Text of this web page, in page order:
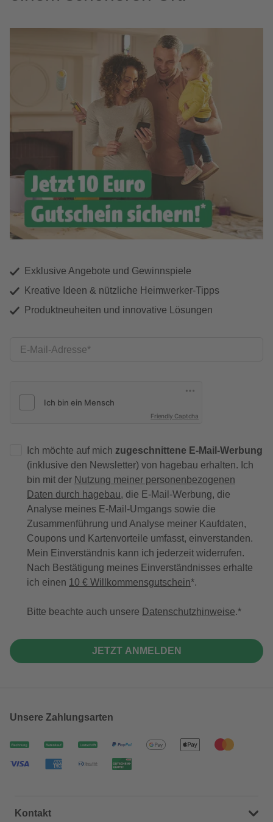
Exklusive Angebote und Gewinnspiele
Kreative Ideen & nützliche Heimwerker-Tipps
Produktneuheiten und innovative Lösungen
E-Mail-Adresse
Friendly Captcha
Ich möchte auf mich zugeschnittene E-Mail-Werbung
(inklusive den Newsletter) von hagebau erhalten. Ich
bin mit der Nutzung meiner personenbezogenen
Daten durch hagebau, die E-Mail-Werbung, die
Analyse meines E-Mail-Umgangs sowie die
Zusammenführung und Analyse meiner Kaufdaten,
Coupons und Kartenvorteile umfasst, einverstanden.
Mein Einverständnis kann ich jederzeit widerrufen.
Nach Bestätigung meines Einverständnisses erhalte
ich einen 10 € Willkommensgutschein*.
Bitte beachte auch unsere Datenschutzhinweise.
JETZT ANMELDEN
Unsere Zahlungsarten
Kontakt